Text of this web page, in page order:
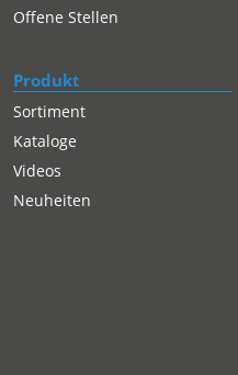
Offene Stellen
Produkt
Sortiment
Kataloge
Videos
Neuheiten